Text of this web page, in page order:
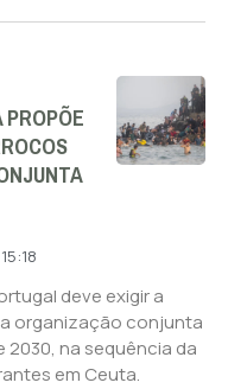
15:18
deve exigir a
organização conjunta
2030, na sequência da
em Ceuta.